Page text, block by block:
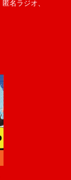
匿名ラジオ、